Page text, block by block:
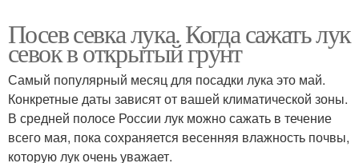
Посев севка лука. Когда сажать лук
севок в открытый грунт
Самый популярный месяц для посадки лука это май.
Конкретные даты зависят от вашей климатической зоны.
В средней полосе России лук можно сажать в течение
всего мая, пока сохраняется весенняя влажность почвы,
которую лук очень уважает.